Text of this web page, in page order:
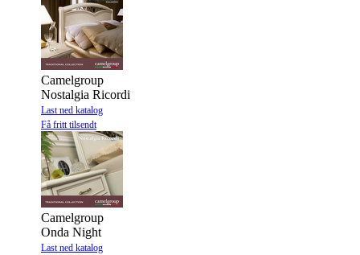
Camelgroup
Nostalgia Ricordi
Last ned katalog
Få fritt tilsendt
Camelgroup
Onda Night
Last ned katalog